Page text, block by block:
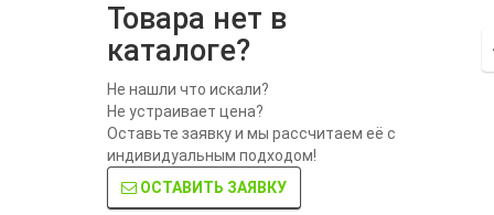
Товара нет в
каталоге?
Не нашли что искали?
Не устраивает цена?
Оставьте заявку и мы рассчитаем её с
индивидуальным подходом!
ОСТАВИТЬ ЗАЯВКУ